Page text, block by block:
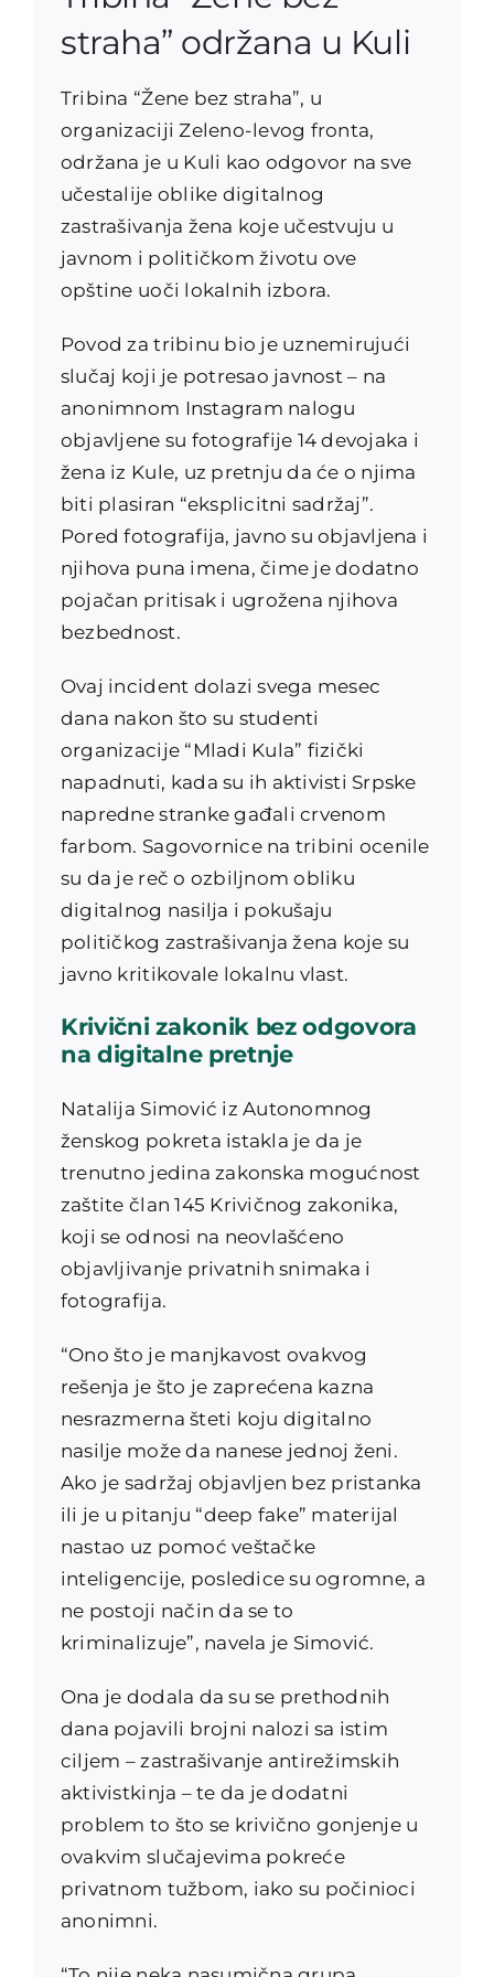
straha” održana u Kuli
Tribina “Žene bez straha”, u
organizaciji Zeleno-levog fronta,
održana je u Kuli kao odgovor na sve
učestalije oblike digitalnog
zastrašivanja žena koje učestvuju u
javnom i političkom životu ove
opštine uoči lokalnih izbora.
Povod za tribinu bio je uznemirujući
slučaj koji je potresao javnost – na
anonimnom Instagram nalogu
objavljene su fotografije 14 devojaka i
žena iz Kule, uz pretnju da će o njima
biti plasiran “eksplicitni sadržaj”.
Pored fotografija, javno su objavljena i
njihova puna imena, čime je dodatno
pojačan pritisak i ugrožena njihova
bezbednost.
Ovaj incident dolazi svega mesec
dana nakon što su studenti
organizacije “Mladi Kula” fizički
napadnuti, kada su ih aktivisti Srpske
napredne stranke gađali crvenom
farbom. Sagovornice na tribini ocenile
su da je reč o ozbiljnom obliku
digitalnog nasilja i pokušaju
političkog zastrašivanja žena koje su
javno kritikovale lokalnu vlast.
Krivični zakonik bez odgovora
na digitalne pretnje
Natalija Simović iz Autonomnog
ženskog pokreta istakla je da je
trenutno jedina zakonska mogućnost
zaštite član 145 Krivičnog zakonika,
koji se odnosi na neovlašćeno
objavljivanje privatnih snimaka i
fotografija.
“Ono što je manjkavost ovakvog
rešenja je što je zaprećena kazna
nesrazmerna šteti koju digitalno
nasilje može da nanese jednoj ženi.
Ako je sadržaj objavljen bez pristanka
ili je u pitanju “deep fake” materijal
nastao uz pomoć veštačke
inteligencije, posledice su ogromne, a
ne postoji način da se to
kriminalizuje”, navela je Simović.
Ona je dodala da su se prethodnih
dana pojavili brojni nalozi sa istim
ciljem – zastrašivanje antirežimskih
aktivistkinja – te da je dodatni
problem to što se krivično gonjenje u
ovakvim slučajevima pokreće
privatnom tužbom, iako su počinioci
anonimni.